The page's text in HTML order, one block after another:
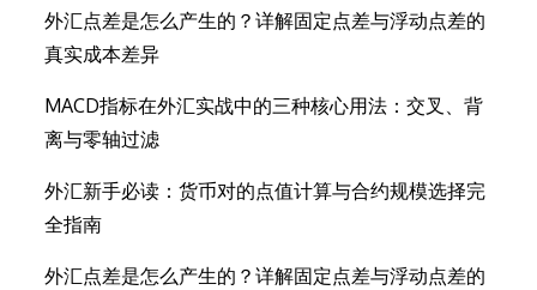
外汇点差是怎么产生的？详解固定点差与浮动点差的
真实成本差异
MACD指标在外汇实战中的三种核心用法：交叉、背
离与零轴过滤
外汇新手必读：货币对的点值计算与合约规模选择完
全指南
外汇点差是怎么产生的？详解固定点差与浮动点差的